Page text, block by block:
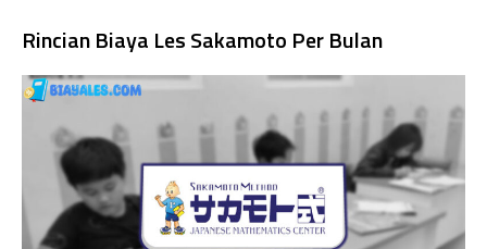
Rincian Biaya Les Sakamoto Per Bulan